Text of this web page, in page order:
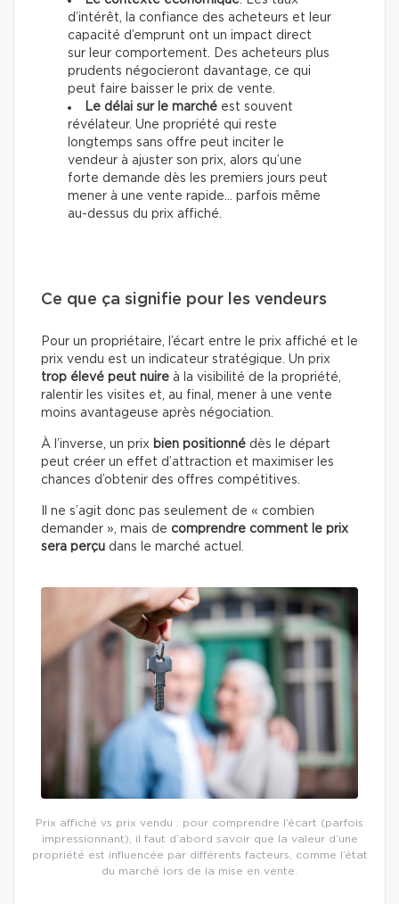
d’intérêt, la confiance des acheteurs et leur
capacité d’emprunt ont un impact direct
sur leur comportement. Des acheteurs plus
prudents négocieront davantage, ce qui
peut faire baisser le prix de vente.
Le délai sur le marché est souvent
révélateur. Une propriété qui reste
longtemps sans offre peut inciter le
vendeur à ajuster son prix, alors qu’une
forte demande dès les premiers jours peut
mener à une vente rapide… parfois même
au-dessus du prix affiché.
Ce que ça signifie pour les vendeurs
Pour un propriétaire, l’écart entre le prix affiché et le
prix vendu est un indicateur stratégique. Un prix
trop élevé peut nuire à la visibilité de la propriété,
ralentir les visites et, au final, mener à une vente
moins avantageuse après négociation.
À l’inverse, un prix bien positionné dès le départ
peut créer un effet d’attraction et maximiser les
chances d’obtenir des offres compétitives.
Il ne s’agit donc pas seulement de « combien
demander », mais de comprendre comment le prix
sera perçu dans le marché actuel.
Prix affiché vs prix vendu : pour comprendre l’écart (parfois
impressionnant), il faut d’abord savoir que la valeur d’une
propriété est influencée par différents facteurs, comme l’état
du marché lors de la mise en vente.